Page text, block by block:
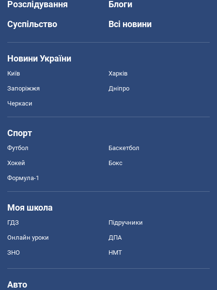
Розслідування
Блоги
Суспільство
Всі новини
Новини України
Київ Харків
Запоріжжя Дніпро
Черкаси
Спорт
Футбол Баскетбол
Хокей Бокс
Формула-1
Моя школа
ГДЗ Підручники
Онлайн уроки ДПА
ЗНО НМТ
Авто